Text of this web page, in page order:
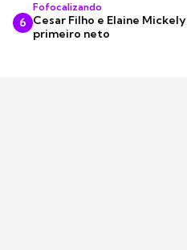
6
Fofocalizando
Cesar Filho e Elaine
primeiro neto